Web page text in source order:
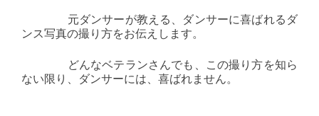
元ダンサーが教える、ダンサーに喜ばれるダ
ンス写真の撮り方をお伝えします。
どんなベテランさんでも、この撮り方を知ら
ない限り、ダンサーには、喜ばれません。